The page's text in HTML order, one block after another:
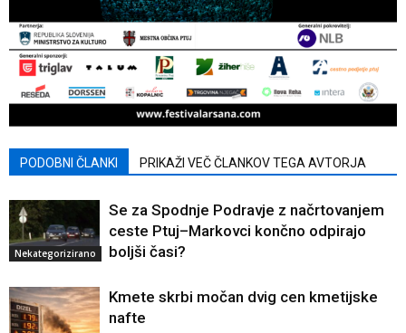
PODOBNI ČLANKI PRIKAŽI VEČ ČLANKOV TEGA AVTORJA
Nekategorizirano
Se za Spodnje Podravje z načrtovanjem
ceste Ptuj–Markovci končno odpirajo
boljši časi?
Kmete skrbi močan dvig cen kmetijske
nafte